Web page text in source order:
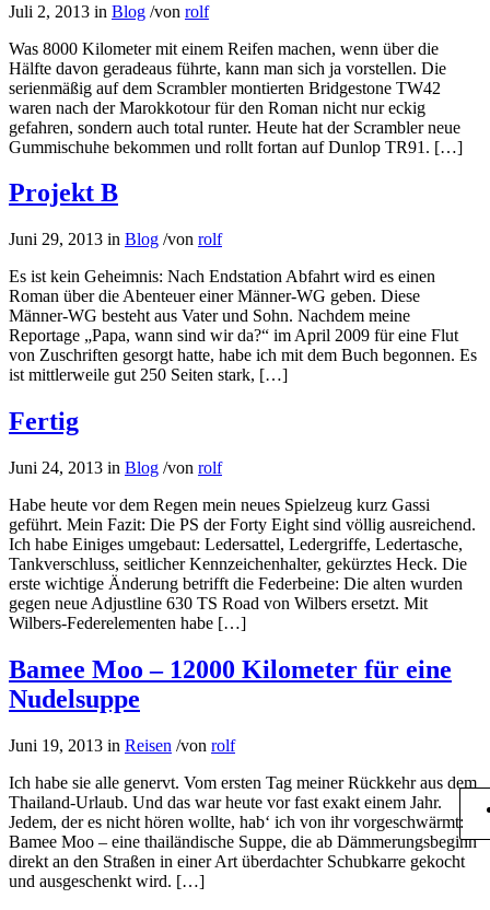
Juli 2, 2013 in Blog /von rolf
Was 8000 Kilometer mit einem Reifen machen, wenn über die
Hälfte davon geradeaus führte, kann man sich ja vorstellen. Die
serienmäßig auf dem Scrambler montierten Bridgestone TW42
waren nach der Marokkotour für den Roman nicht nur eckig
gefahren, sondern auch total runter. Heute hat der Scrambler neue
Gummischuhe bekommen und rollt fortan auf Dunlop TR91. […]
Projekt B
Juni 29, 2013 in Blog /von rolf
Es ist kein Geheimnis: Nach Endstation Abfahrt wird es einen
Roman über die Abenteuer einer Männer-WG geben. Diese
Männer-WG besteht aus Vater und Sohn. Nachdem meine
Reportage „Papa, wann sind wir da?“ im April 2009 für eine Flut
von Zuschriften gesorgt hatte, habe ich mit dem Buch begonnen. Es
ist mittlerweile gut 250 Seiten stark, […]
Fertig
Juni 24, 2013 in Blog /von rolf
Habe heute vor dem Regen mein neues Spielzeug kurz Gassi
geführt. Mein Fazit: Die PS der Forty Eight sind völlig ausreichend.
Ich habe Einiges umgebaut: Ledersattel, Ledergriffe, Ledertasche,
Tankverschluss, seitlicher Kennzeichenhalter, gekürztes Heck. Die
erste wichtige Änderung betrifft die Federbeine: Die alten wurden
gegen neue Adjustline 630 TS Road von Wilbers ersetzt. Mit
Wilbers-Federelementen habe […]
Bamee Moo – 12000 Kilometer für eine
Nudelsuppe
Juni 19, 2013 in Reisen /von rolf
Ich habe sie alle genervt. Vom ersten Tag meiner Rückkehr aus dem
Thailand-Urlaub. Und das war heute vor fast exakt einem Jahr.
Jedem, der es nicht hören wollte, hab‘ ich von ihr vorgeschwärmt:
Bamee Moo – eine thailändische Suppe, die ab Dämmerungsbeginn
direkt an den Straßen in einer Art überdachter Schubkarre gekocht
und ausgeschenkt wird. […]